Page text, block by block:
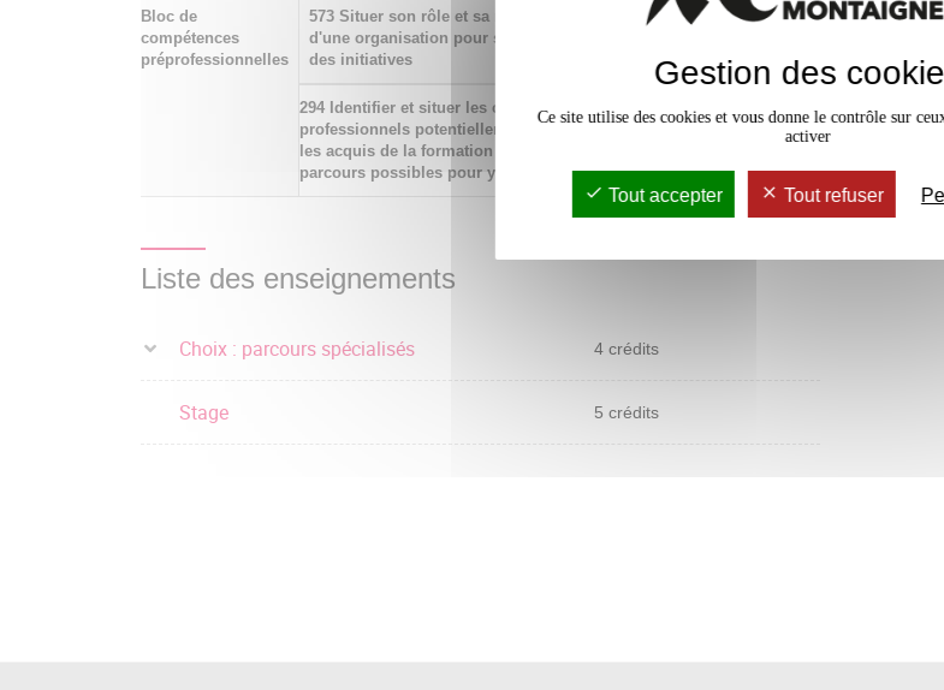
Bloc de
compétences
préprofessionnelles
573 Situer son rôle et sa mission au sein
d'une organisation pour s’adapter et prendre
des initiatives
x
294 Identifier et situer les champs
professionnels potentiellement en relation avec
les acquis de la formation ainsi que les
parcours possibles pour y accéder
Liste des enseignements
Choix : parcours spécialisés 4 crédits
Stage 5 crédits
Gestion des
Ce site utilise des cookies et vous donne le contrôle sur
activer
Tout accepter Tout refuser